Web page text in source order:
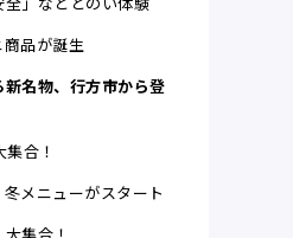
品が誕生
名物、行方市から登
合！
メニューがスタート